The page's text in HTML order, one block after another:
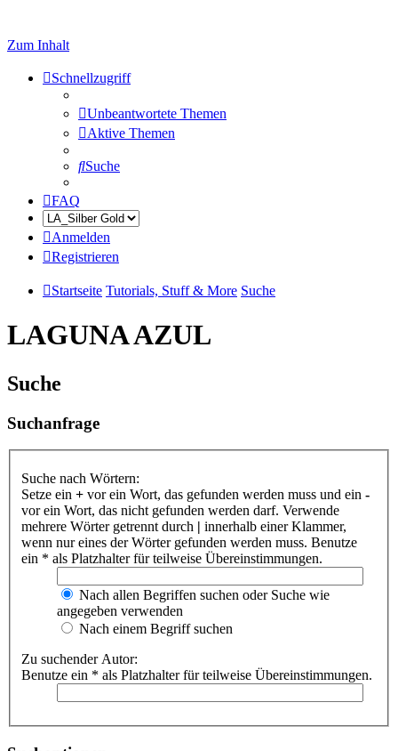
Zum Inhalt
Schnellzugriff
Unbeantwortete Themen
Aktive Themen
Suche
FAQ
Anmelden
Registrieren
Startseite Tutorials, Stuff & More Suche
LAGUNA AZUL
Suche
Suchanfrage
Suche nach Wörtern:
Setze ein + vor ein Wort, das gefunden werden muss und ein -
vor ein Wort, das nicht gefunden werden darf. Verwende
mehrere Wörter getrennt durch | innerhalb einer Klammer,
wenn nur eines der Wörter gefunden werden muss. Benutze
ein * als Platzhalter für teilweise Übereinstimmungen.
Nach allen Begriffen suchen oder Suche wie
angegeben verwenden
Nach einem Begriff suchen
Zu suchender Autor:
Benutze ein * als Platzhalter für teilweise Übereinstimmungen.